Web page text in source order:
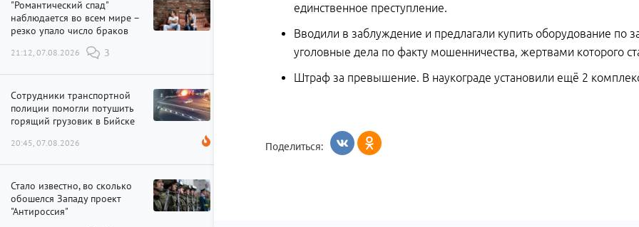
"Романтический спад"
наблюдается во всем мире –
резко упало число браков
21:12, 07.08.2026 3
Сотрудники транспортной
полиции помогли потушить
горящий грузовик в Бийске
20:45, 07.08.2026
Стало известно, во сколько
обошелся Западу проект
"Антироссия"
единственное преступление.
Вводили в заблуждение и предлагали купить оборудование по
уголовные дела по факту мошенничества, жертвами которого
Штраф за превышение. В наукограде установили ещё 2
Поделиться: